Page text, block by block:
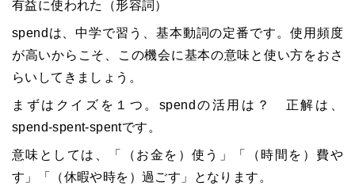
有益に使われた（形容詞）
spendは、中学で習う、基本動詞の定番です。使用頻度
が高いからこそ、この機会に基本の意味と使い方をおさ
らいしてきましょう。
まずはクイズを１つ。spendの活用は？ 正解は、
spend-spent-spentです。
意味としては、「（お金を）使う」「（時間を）費や
す」「（休暇や時を）過ごす」となります。